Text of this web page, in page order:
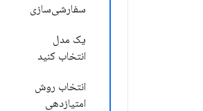
سفارشی‌سازی
یک مدل
انتخاب کنید
انتخاب روش
امتیازدهی